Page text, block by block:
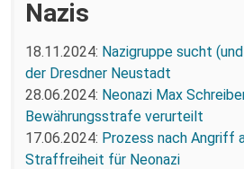
Nazis
18.11.2024: Nazigruppe sucht
der Dresdner Neustadt
28.06.2024: Neonazi Max
Bewährungsstrafe verurteilt
17.06.2024: Prozess nach Angriff
Straffreiheit für Neonazi